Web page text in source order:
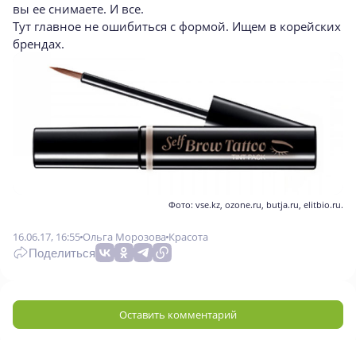
вы ее снимаете. И все.
Тут главное не ошибиться с формой. Ищем в корейских
брендах.
Фото: vse.kz, ozone.ru, butja.ru, elitbio.ru.
16.06.17, 16:55 Ольга Морозова Красота
Поделиться
Оставить комментарий